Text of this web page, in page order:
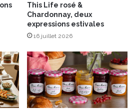
This Life rosé &
Chardonnay, deux
expressions estivales
16 juillet 2026